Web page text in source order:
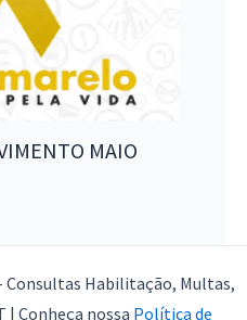
MAIO
Consultas Habilitação, Multas,
| Conheça nossa Política de